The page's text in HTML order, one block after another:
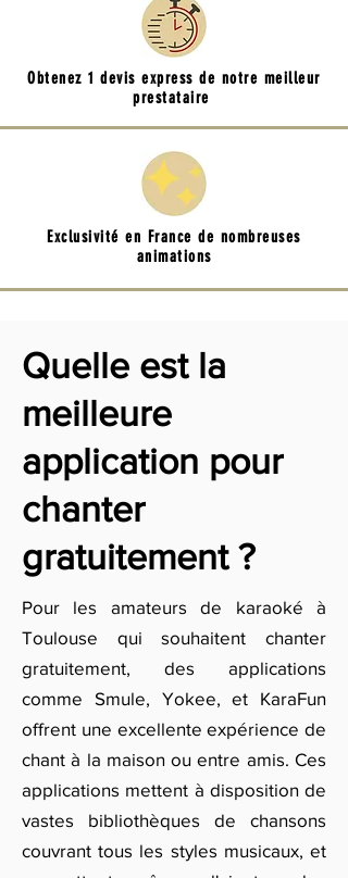
Obtenez 1 devis express de notre meilleur
prestataire
Exclusivité en France de nombreuses
animations
Quelle est la
meilleure
application pour
chanter
gratuitement ?
Pour les amateurs de karaoké à
Toulouse qui souhaitent chanter
gratuitement, des applications
comme Smule, Yokee, et KaraFun
offrent une excellente expérience de
chant à la maison ou entre amis. Ces
applications mettent à disposition de
vastes bibliothèques de chansons
couvrant tous les styles musicaux, et